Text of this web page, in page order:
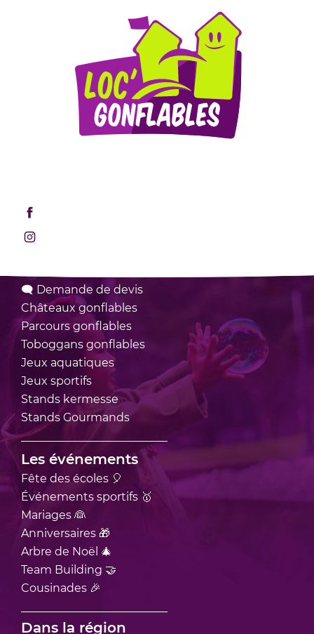
🗨 Demande de devis
Châteauxgonflables
Parcours gonflables
Toboggans gonflables
Jeux aquatiques
Jeux sportifs
Stands kermesse
Stands Gourmands
Les événements
Fête des écoles 🎈
Événements sportifs 🥇
Mariages 👰
Anniversaires 🎁
Arbre de Noël 🎄
Team Building 🤝
Cousinades 🎉
Dans la région